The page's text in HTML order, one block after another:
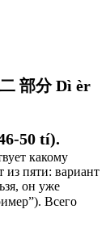
部分 Dì èr
50 tí).
какому
пяти: вариант
он уже
Всего